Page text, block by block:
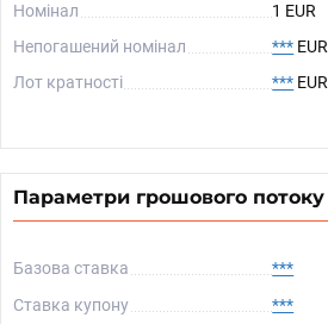
Номінал
1 EUR
Непогашений номінал
*** EUR
Лот кратності
*** EUR
Параметри грошового потоку
Базова ставка
***
Ставка купону
***